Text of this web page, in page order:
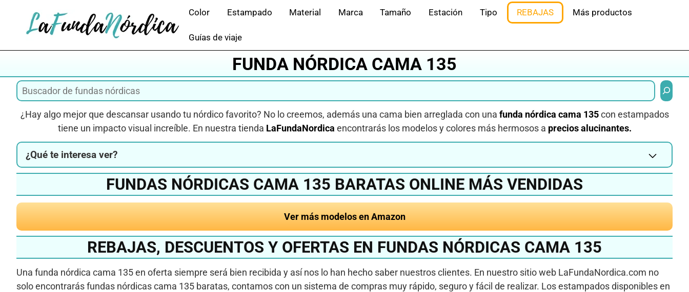
contenido
Color Estampado Material Marca Tamaño Estación Tipo REBAJAS Más productos
Guías de viaje
FUNDA NÓRDICA CAMA 135
Buscar
¿Hay algo mejor que descansar usando tu nórdico favorito? No lo creemos, además una cama bien arreglada con una funda nórdica cama 135con estampados
tiene un impacto visual increíble. En nuestra tienda LaFundaNordica encontrarás los modelos y colores más hermosos a precios alucinantes.
¿Qué te interesa ver?
FUNDAS NÓRDICAS CAMA 135 BARATAS ONLINE MÁS VENDIDAS
Ver más modelos en Amazon
REBAJAS, DESCUENTOS Y OFERTAS EN FUNDAS NÓRDICAS CAMA 135
Una funda nórdica cama 135 en oferta siempre será bien recibida y así nos lo han hecho saber nuestros clientes. En nuestro sitio web LaFundaNordica.com no
solo encontrarás fundas nórdicas cama 135 baratas, contamos con un sistema de compras muy rápido, seguro y fácil de realizar. Los estampados disponibles en